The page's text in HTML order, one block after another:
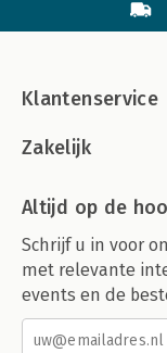
Klantenservice
Zakelijk
Altijd op de
Schrijf u in voor
met relevante
events en de